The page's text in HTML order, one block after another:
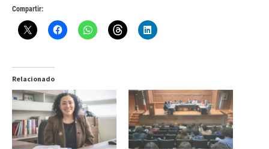
Compartir:
Relacionado